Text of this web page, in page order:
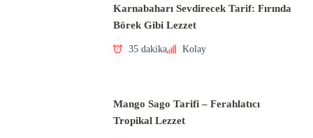
Karnabaharı Sevdirecek Tarif: Fırında
Börek Gibi Lezzet
35 dakika Kolay
Mango Sago Tarifi – Ferahlatıcı
Tropikal Lezzet